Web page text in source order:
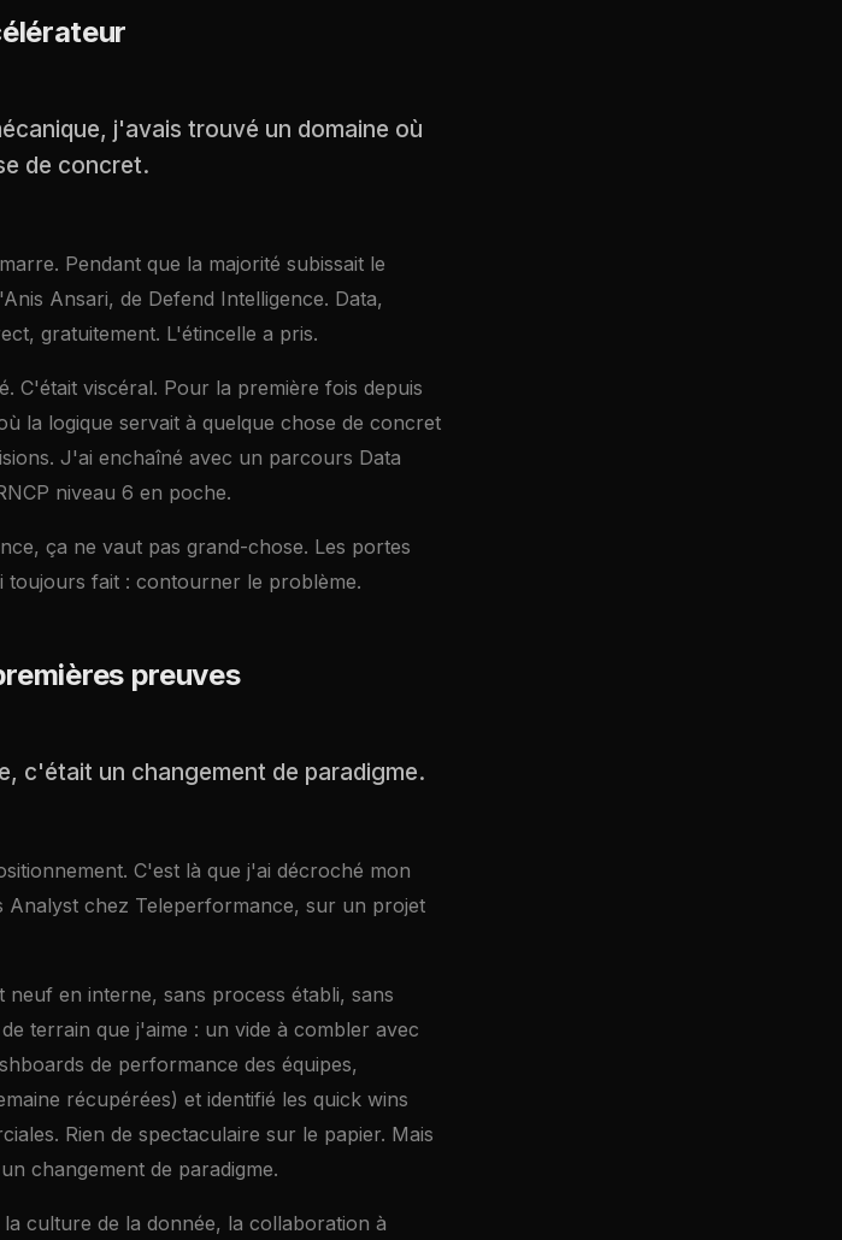
j'avais trouvé un domaine où
de concret.
Pendant que la majorité subissait le
Ansari, de Defend Intelligence. Data,
gratuitement. L'étincelle a pris.
C'était viscéral. Pour la première fois depuis
la logique servait à quelque chose de concret
J'ai enchaîné avec un parcours Data
niveau 6 en poche.
ça ne vaut pas grand-chose. Les portes
toujours fait : contourner le problème.
preuves
c'était un changement de paradigme.
C'est là que j'ai décroché mon
Analyst chez Teleperformance, sur un projet
en interne, sans process établi, sans
terrain que j'aime : un vide à combler avec
de performance des équipes,
récupérées) et identifié les quick wins
Rien de spectaculaire sur le papier. Mais
changement de paradigme.
culture de la donnée, la collaboration à